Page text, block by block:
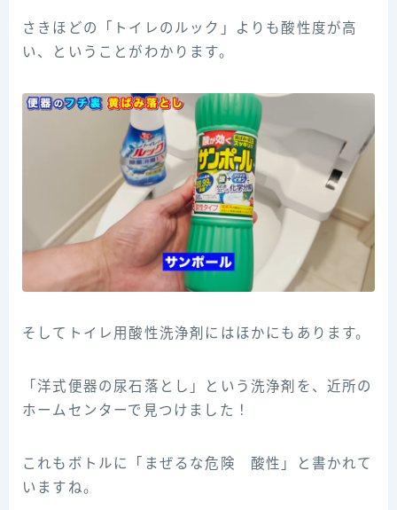
さきほどの「トイレのルック」よりも酸性度が高
い、ということがわかります。
そしてトイレ用酸性洗浄剤にはほかにもあります。
「洋式便器の尿石落とし」という洗浄剤を、近所の
ホームセンターで見つけました！
これもボトルに「まぜるな危険 酸性」と書かれて
いますね。